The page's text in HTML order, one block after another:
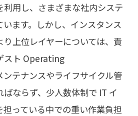
利用し、さまざまな社内システ
ます。しかし、インスタンス
り上位レイヤーについては、責
スト Operating
テナンスやライフサイクル管
ならず、少人数体制で IT イ
担っている中での重い作業負担